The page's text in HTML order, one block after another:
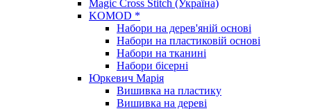
Magic Cross Stitch (Україна)
KOMOD *
Набори на дерев'яній основі
Набори на пластиковій основі
Набори на тканині
Набори бісерні
Юркевич Марія
Вишивка на пластику
Вишивка на дереві